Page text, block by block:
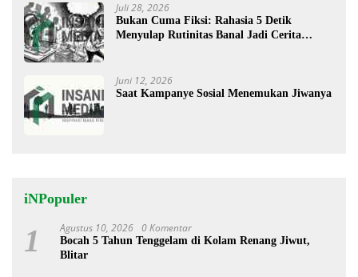
Juli 28, 2026
Bukan Cuma Fiksi: Rahasia 5 Detik
Menyulap Rutinitas Banal Jadi Cerita
Juni 12, 2026
Saat Kampanye Sosial Menemukan Jiwanya
iNPopuler
1 Agustus 10, 2026 0 Komentar
Bocah 5 Tahun Tenggelam di Kolam Renang Jiwut,
Blitar